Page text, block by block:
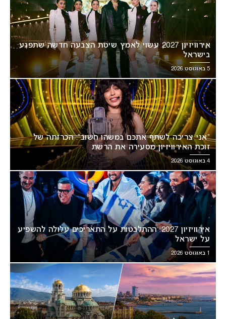
אירוויזיון 2027 עשוי לאמץ שיטת הצבעה חדשה שתפגע
בישראל
5 באוגוסט 2026
“אני צריכה לשתף אתכם במשהו חשוב”: הכרזתה של
זוכת האירוויזיון מסעירה את הרשת
4 באוגוסט 2026
אירוויזיון 2027: ההתלבטות על התאריכים עלולה להשפיע
על ישראל
1 באוגוסט 2026